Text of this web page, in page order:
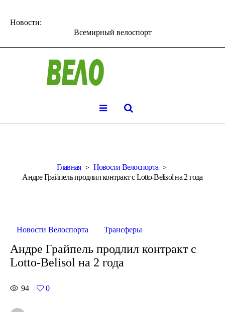
Новости:
Всемирный велоспорт
Главная
Новости Велоспорта
Андре Грайпель продлил контракт с Lotto-Belisol на 2 года
Новости Велоспорта Трансферы
Андре Грайпель продлил контракт с
Lotto-Belisol на 2 года
94 0